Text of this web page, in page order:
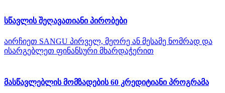
სწავლის შეღავათიანი პირობები
აირჩიეთ SANGU პირველ, მეორე ან მესამე ნომრად და
ისარგებლეთ ფინანსური მხარდაჭერით
მასწავლებლის მომზადების 60 კრედიტიანი პროგრამა